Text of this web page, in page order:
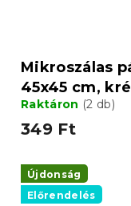
Mikroszálas
45x45 cm,
Raktáron (2 db)
349 Ft
Újdonság
Előrendelés